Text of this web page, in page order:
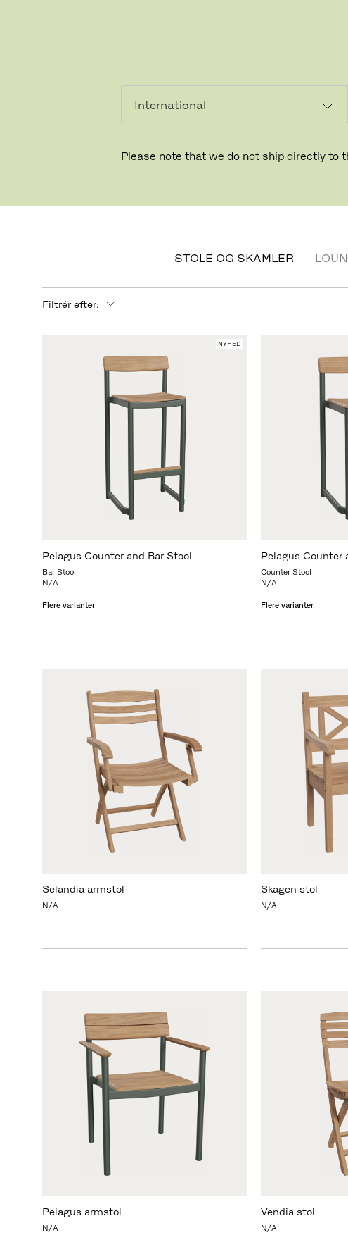
Please note that we do not ship directly to
Behagelige,
STOLE OG SKAMLER
Filtrér efter:
NYHED
Pelagus Counter and Bar Stool
Bar Stool
N/A
Flere varianter
Pelagus Counter
Counter Stool
N/A
Flere varianter
Selandia armstol
N/A
Skagen stol
N/A
Pelagus armstol
N/A
Vendia stol
N/A